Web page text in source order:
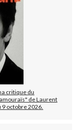
critique du
de Laurent
octobre 2026.